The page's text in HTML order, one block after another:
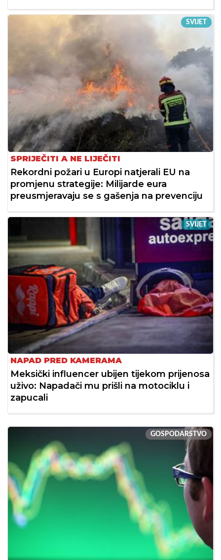
SVIJET
SPRIJEČITI A NE LIJEČITI
Rekordni požari u Europi natjerali EU na
promjenu strategije: Milijarde eura
preusmjeravaju se s gašenja na prevenciju
SVIJET
NAPAD PRED KAMERAMA
Meksički influencer ubijen tijekom prijenosa
uživo: Napadači mu prišli na motociklu i
zapucali
GOSPODARSTVO